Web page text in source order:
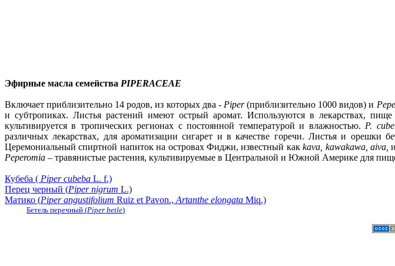
Эфирные масла семейства PIPERACEAE
Включает приблизительно 14 родов, из которых два - Piper(приблизительно 1000 видов) и
и субтропиках. Листья растений имеют острый аромат. Используются в лекарствах,
культивируется в тропических регионах с постоянной температурой и влажностью. P.
различных лекарствах, для ароматизации сигарет и в качестве горечи. Листья и орешки
Церемониальный спиртной напиток на островах Фиджи, известный какkava, kawakawa, aiva,и
Peperomia – травянистые растения, культивируемые в Центральной и Южной Америке для
Кубеба ( Piper cubeba L. f.)
Перец черный (Piper nigrum L.)
Матико (Piper angustifolium Ruiz et Pavon., Artanthe elongata Miq.)
Бетель перечный (Piper betle)